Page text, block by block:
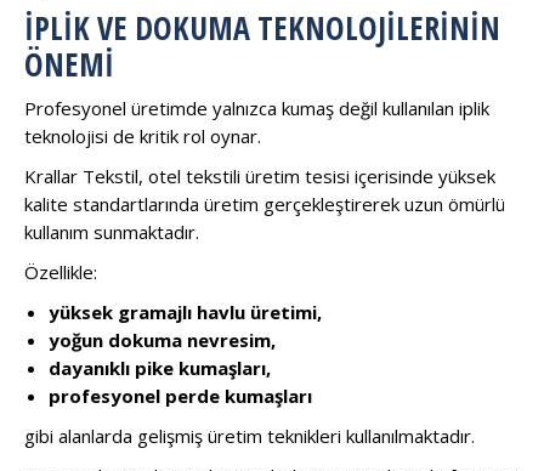
İPLIK VE DOKUMA TEKNOLOJILERININ
ÖNEMI
Profesyonel üretimde yalnızca kumaş değil kullanılan iplik
teknolojisi de kritik rol oynar.
Krallar Tekstil, otel tekstili üretim tesisi içerisinde yüksek
kalite standartlarında üretim gerçekleştirerek uzun ömürlü
kullanım sunmaktadır.
Özellikle:
yüksek gramajlı havlu üretimi,
yoğun dokuma nevresim,
dayanıklı pike kumaşları,
profesyonel perde kumaşları
gibi alanlarda gelişmiş üretim teknikleri kullanılmaktadır.